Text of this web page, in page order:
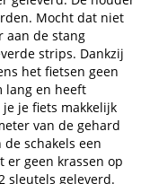
Mocht dat niet
aan de stang
strips. Dankzij
het fietsen geen
lang en heeft
je fiets makkelijk
van de gehard
schakels een
geen krassen op
sleutels geleverd.